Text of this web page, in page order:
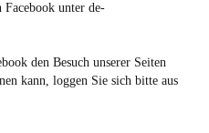
Facebook unter de-
den Besuch unserer Seiten
kann, loggen Sie sich bitte aus